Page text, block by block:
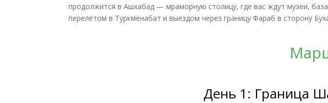
продолжится в Ашхабад — мраморную столицу, где вас ждут музеи,
перелётом в Туркменабат и выездом через границу Фараб в сторону
День 1: Граница